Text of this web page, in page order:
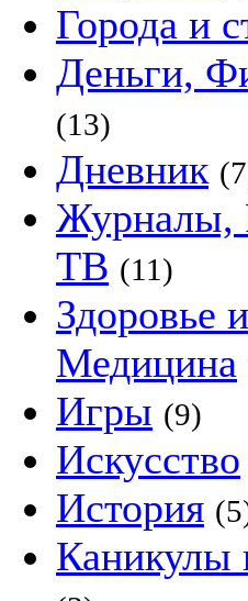
Города и
Деньги,
(13)
Дневник
Журналы,
ТВ (11)
Здоровье и
Медицина
Игры (9)
Искусство
История
Каникулы